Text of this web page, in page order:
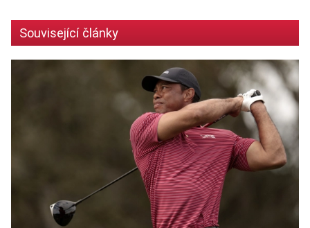
Související články